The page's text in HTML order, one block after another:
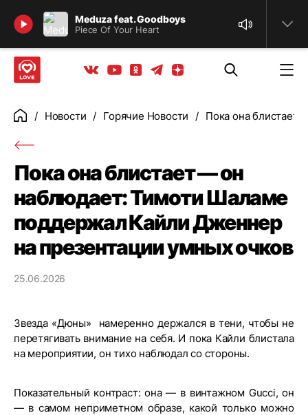
Meduza feat. Goodboys
Piece Of Your Heart
Найти
Вконтакте
YoutubeОдноклассники
ТелеграмЯндекс дзен
ГлавнаяНовости Горячие Новости Пока она блистает
Пока она блистает — он
наблюдает: Тимоти Шаламе
поддержал Кайли Дженнер
на презентации умных очков
25.06.2026
Звезда «Дюны» намеренно держался в тени, чтобы не
перетягивать внимание на себя. И пока Кайли блистала
на мероприятии, он тихо наблюдал со стороны.
Показательный контраст: она — в винтажном Gucci, он
— в самом неприметном образе, какой только можно